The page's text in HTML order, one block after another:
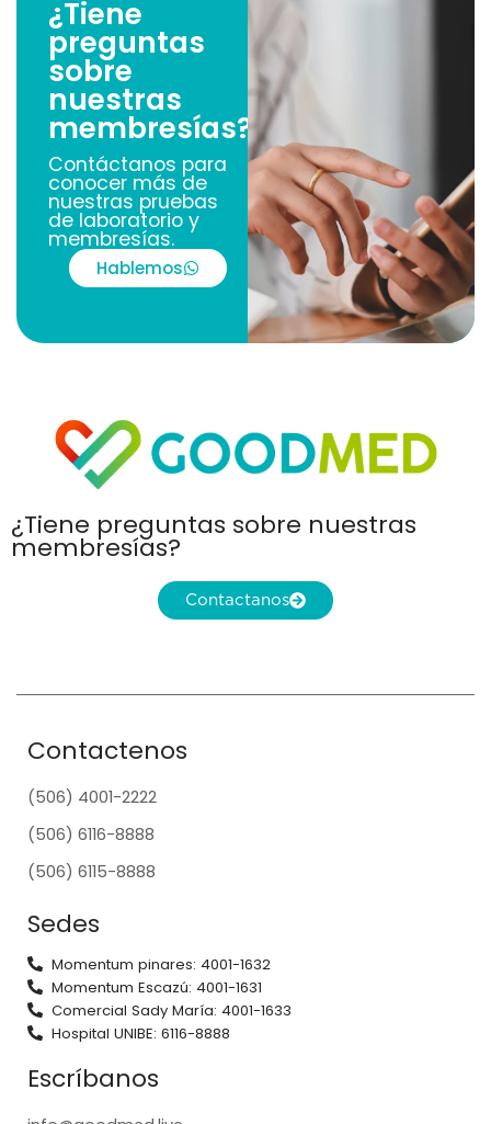
¿Tiene
preguntas
sobre
nuestras
membresías?
Contáctanos para
conocer más de
nuestras pruebas
de laboratorio y
membresías.
Hablemos
¿Tiene preguntas sobre nuestras
membresías?
Contactanos
Contactenos
(506) 4001-2222
(506) 6116-8888
(506) 6115-8888
Sedes
Momentum pinares: 4001-1632
Momentum Escazú: 4001-1631
Comercial Sady María: 4001-1633
Hospital UNIBE: 6116-8888
Escríbanos